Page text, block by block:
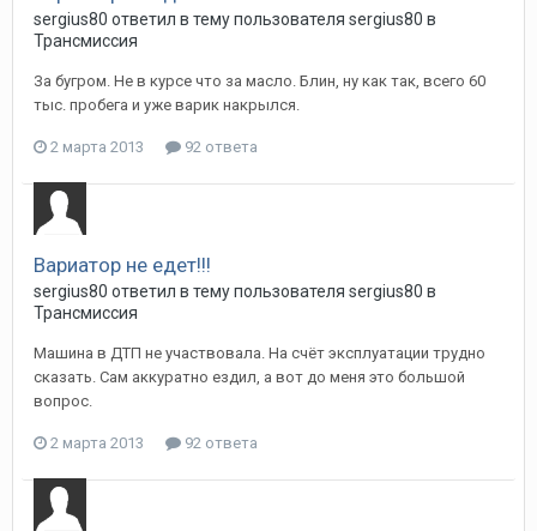
sergius80 ответил в тему пользователя sergius80 в
Трансмиссия
За бугром. Не в курсе что за масло. Блин, ну как так, всего 60
тыс. пробега и уже варик накрылся.
2 марта 2013 92 ответа
Вариатор не едет!!!
sergius80 ответил в тему пользователя sergius80 в
Трансмиссия
Машина в ДТП не участвовала. На счёт эксплуатации трудно
сказать. Сам аккуратно ездил, а вот до меня это большой
вопрос.
2 марта 2013 92 ответа